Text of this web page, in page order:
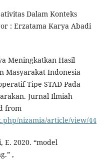
Dalam Konteks
: Erzatama Karya Abadi
Meningkatkan Hasil
Masyarakat Indonesia
Tipe STAD Pada
Jurnal Ilmiah
from
nizamia/article/view/44
E. 2020. “model
,